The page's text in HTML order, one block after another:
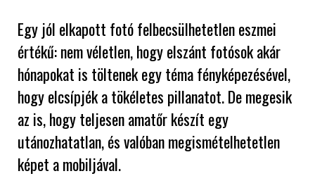
Egy jól elkapott fotó felbecsülhetetlen eszmei
értékű: nem véletlen, hogy elszánt fotósok akár
hónapokat is töltenek egy téma fényképezésével,
hogy elcsípjék a tökéletes pillanatot. De megesik
az is, hogy teljesen amatőr készít egy
utánozhatatlan, és valóban megismételhetetlen
képet a mobiljával.